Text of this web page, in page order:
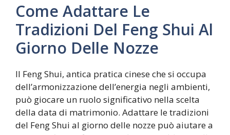
Come Adattare Le
Tradizioni Del Feng Shui Al
Giorno Delle Nozze
Il Feng Shui, antica pratica cinese che si occupa
dell’armonizzazione dell’energia negli ambienti,
può giocare un ruolo significativo nella scelta
della data di matrimonio. Adattare le tradizioni
del Feng Shui al giorno delle nozze può aiutare a